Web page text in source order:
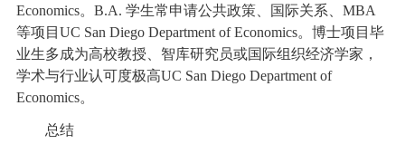
Economics。B.A. 学生常申请公共政策、国际关系、MBA
等项目UC San Diego Department of Economics。博士项目毕
业生多成为高校教授、智库研究员或国际组织经济学家，
学术与行业认可度极高UC San Diego Department of
Economics。
总结